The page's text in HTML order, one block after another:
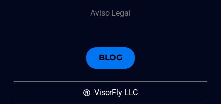
Aviso Legal
BLOG
VisorFly LLC